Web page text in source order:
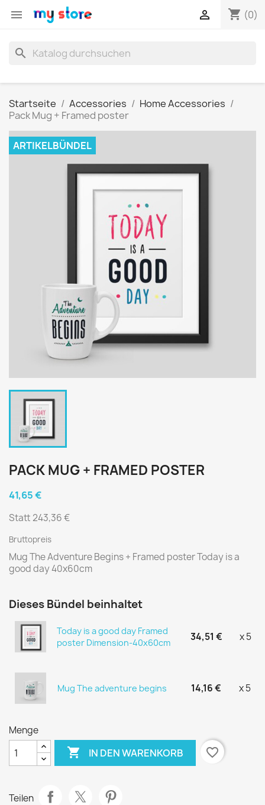
 shopping_cart (0)

search
Startseite Accessories
Home Accessories
Pack Mug + Framed poster
ARTIKELBÜNDEL
PACK MUG + FRAMED POSTER
41,65 €
Statt 243,36 €
Bruttopreis
Mug The Adventure Begins + Framed poster Today is a
good day 40x60cm
Dieses Bündel beinhaltet
Today is a good day Framed
poster Dimension-40x60cm
34,51 € x 5
Mug The adventure begins 14,16 € x 5
Menge
 IN DEN WARENKORB favorite_border
Teilen